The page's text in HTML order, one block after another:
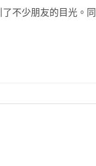
不少朋友的目光。同